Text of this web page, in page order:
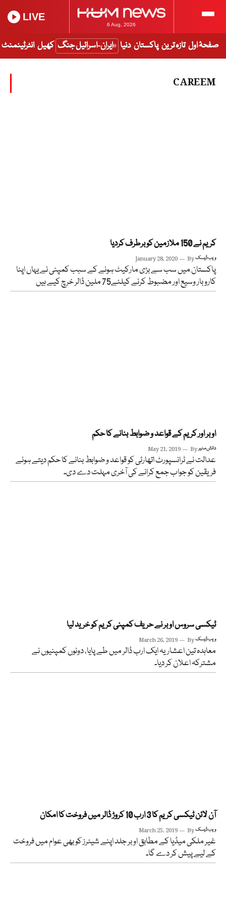
6 Aug, 2026
LIVE
صفحۂ اول تازہ ترین پاکستان دنیا ایران-اسرائیل جنگ کھیل انٹرٹینمنٹ
CAREEM
کریم نے 150 ملازمین کو برطرف کردیا
January 28, 2020 Byویب ڈیسک
پاکستان میں سب سے بڑی مارکیٹ ہونے کے سبب کمپنی نے یہاں اپنا
کاروبار وسیع اور مضبوط کرنے کیلئے75 ملین ڈالر خرچ کیے ہیں
اوبر اور کریم کے قواعد و ضوابط بنانے کا حکم
May 21, 2019 Byدانش منیر
عدالت نے ٹرانسپورٹ اتھارٹی کو قواعد و ضوابط بنانے کا حکم دیتے ہوئے
فریقین کو جواب جمع کرانے کی آخری مہلت دے دی۔
ٹیکسی سروس اوبر نے حریف کمپنی کریم کو خرید لیا
March 26, 2019 Byویب ڈیسک
معاہدہ تین اعشاریہ ایک ارب ڈالر میں طے پایا، دونوں کمپنیوں نے
مشترکہ اعلان کر دیا۔
آن لائن ٹیکسی کریم کا 3 ارب 10 کروڑ ڈالر میں فروخت کا امکان
March 25, 2019 Byویب ڈیسک
غیر ملکی میڈیا کے مطابق اوبر جلد اپنے شیئرز کو بھی عوام میں فروخت
کے لیے پیش کر دے گا۔